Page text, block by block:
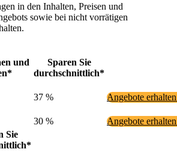
in den Inhalten, Preisen und
sowie bei nicht vorrätigen
und
Sparen Sie
durchschnittlich*
37 % Angebote
30 %
Angebote
Sie